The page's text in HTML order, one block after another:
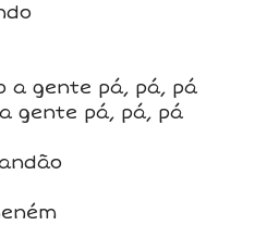
a gente pá, pá, pá
gente pá, pá, pá